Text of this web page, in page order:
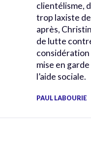
clientélisme,
trop laxiste
après,
de lutte
considération
mise en
l’aide sociale.
PAUL LABOURIE